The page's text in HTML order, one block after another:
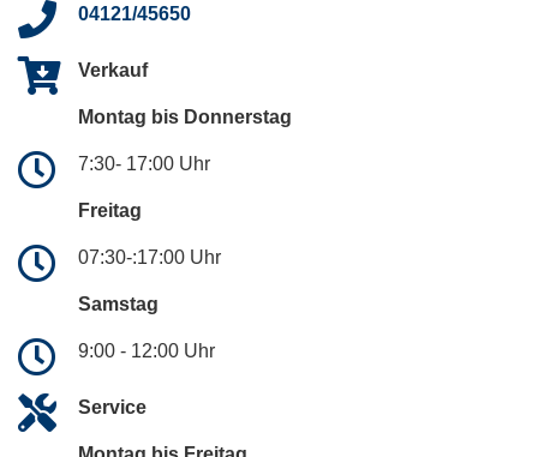
04121/45650
Verkauf
Montag bis Donnerstag
7:30- 17:00 Uhr
Freitag
07:30-:17:00 Uhr
Samstag
9:00 - 12:00 Uhr
Service